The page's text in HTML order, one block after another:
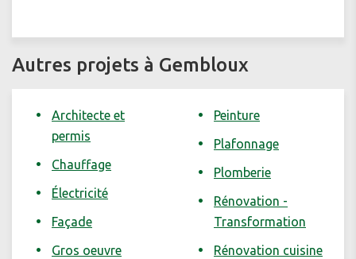
Autres projets à Gembloux
Architecte et
permis
Chauffage
Électricité
Façade
Gros oeuvre
Peinture
Plafonnage
Plomberie
Rénovation -
Transformation
Rénovation cuisine